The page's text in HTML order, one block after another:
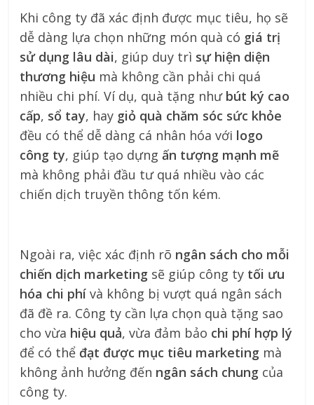
Khi công ty đã xác định được mục tiêu, họ sẽ
dễ dàng lựa chọn những món quà có giá trị
sử dụng lâu dài, giúp duy trì sự hiện diện
thương hiệu mà không cần phải chi quá
nhiều chi phí. Ví dụ, quà tặng như bút ký cao
cấp, sổ tay, hay giỏ quà chăm sóc sức khỏe
đều có thể dễ dàng cá nhân hóa với logo
công ty, giúp tạo dựngấn tượng mạnh mẽ
mà không phải đầu tư quá nhiều vào các
chiến dịch truyền thông tốn kém.
Ngoài ra, việc xác định rõ ngân sách cho mỗi
chiến dịch marketing sẽ giúp công ty tối ưu
hóa chi phí và không bị vượt quá ngân sách
đã đề ra. Công ty cần lựa chọn quà tặng sao
cho vừa hiệu quả, vừa đảm bảo chi phí hợp lý
để có thể đạt được mục tiêu marketing mà
không ảnh hưởng đến ngân sách chung của
công ty.